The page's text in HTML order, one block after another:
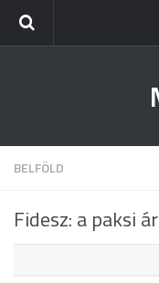
Tiszaújváros
Kazincbarcika
BELFÖLD
Fidesz: a paksi